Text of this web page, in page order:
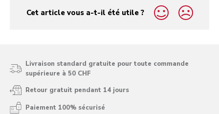
Cet article vous a-t-il été utile ?
yes
no
Livraison standard gratuite pour toute commande
supérieure à 50 CHF
Retour gratuit pendant 14 jours
Paiement 100% sécurisé